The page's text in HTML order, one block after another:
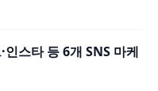
인스타 등 6개 SNS 마케